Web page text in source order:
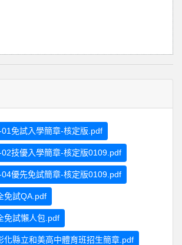
免試入學簡章-核定版.pdf
技優入學簡章-核定版0109.pdf
優先免試簡章-核定版0109.pdf
免試QA.pdf
免試懶人包.pdf
化縣立和美高中體育班招生簡章.pdf